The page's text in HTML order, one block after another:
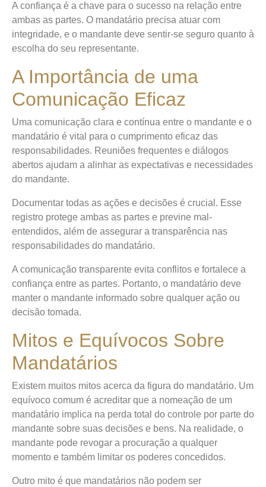
A confiança é a chave para o sucesso na relação entre
ambas as partes. O mandatário precisa atuar com
integridade, e o mandante deve sentir-se seguro quanto à
escolha do seu representante.
A Importância de uma
Comunicação Eficaz
Uma comunicação clara e contínua entre o mandante e o
mandatário é vital para o cumprimento eficaz das
responsabilidades. Reuniões frequentes e diálogos
abertos ajudam a alinhar as expectativas e necessidades
do mandante.
Documentar todas as ações e decisões é crucial. Esse
registro protege ambas as partes e previne mal-
entendidos, além de assegurar a transparência nas
responsabilidades do mandatário.
A comunicação transparente evita conflitos e fortalece a
confiança entre as partes. Portanto, o mandatário deve
manter o mandante informado sobre qualquer ação ou
decisão tomada.
Mitos e Equívocos Sobre
Mandatários
Existem muitos mitos acerca da figura do mandatário. Um
equívoco comum é acreditar que a nomeação de um
mandatário implica na perda total do controle por parte do
mandante sobre suas decisões e bens. Na realidade, o
mandante pode revogar a procuração a qualquer
momento e também limitar os poderes concedidos.
Outro mito é que mandatários não podem ser